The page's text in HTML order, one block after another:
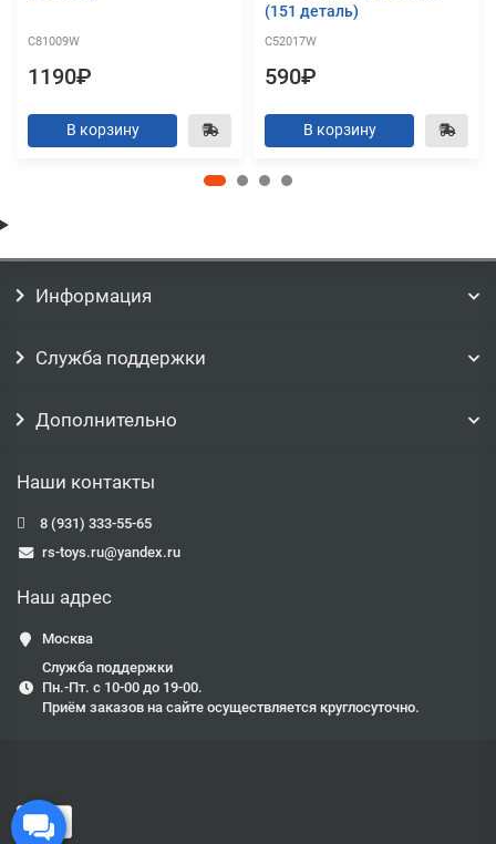
C81009W
1190₽
В корзину
(151 деталь)
C52017W
590₽
В корзину
Информация
Служба поддержки
Дополнительно
Наши контакты
8 (931) 333-55-65
rs-toys.ru@yandex.ru
Наш адрес
Москва
Служба поддержки
Пн.-Пт. с 10-00 до 19-00.
Приём заказов на сайте осуществляется круглосуточно.